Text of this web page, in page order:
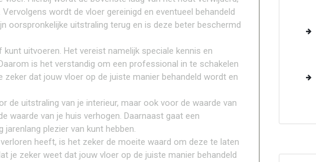
wordt de vloer gereinigd en eventueel behandeld
oorspronkelijke uitstraling terug en is deze beter beschermd
uitvoeren. Het vereist namelijk speciale kennis en
is het verstandig om een professional in te schakelen
dat jouw vloer op de juiste manier behandeld wordt en
de uitstraling van je interieur, maar ook voor de waarde van
waarde van je huis verhogen. Daarnaast gaat een
plezier van kunt hebben.
heeft, is het zeker de moeite waard om deze te laten
je zeker weet dat jouw vloer op de juiste manier behandeld